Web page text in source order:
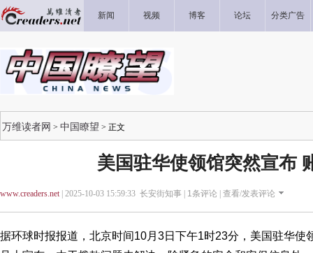
新闻 视频 博客 论坛 分类广告
万维读者网 > 中国瞭望 > 正文
美国驻华使领馆突然宣布
www.creaders.net| 2025-10-03 15:59:33 长安街知事 | 1条评论 | 查看/发表评论
据环球时报报道，北京时间10月3日下午1时23分，美国驻华使